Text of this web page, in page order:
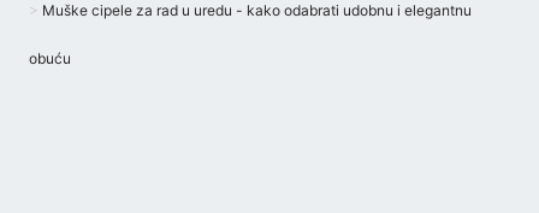
Muške cipele za rad u uredu - kako odabrati udobnu i elegantnu
obuću